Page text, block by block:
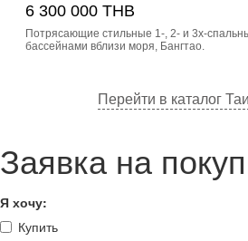
6 300 000 THB
Потрясающие стильные 1-, 2- и 3х-
бассейнами вблизи моря, Бангтао.
Перейти в каталог
Заявка на
Я хочу:
Купить